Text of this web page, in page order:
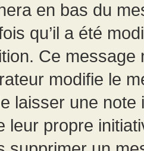
en bas du
qu’il a été
Ce message
modifie le
laisser une note
leur propre